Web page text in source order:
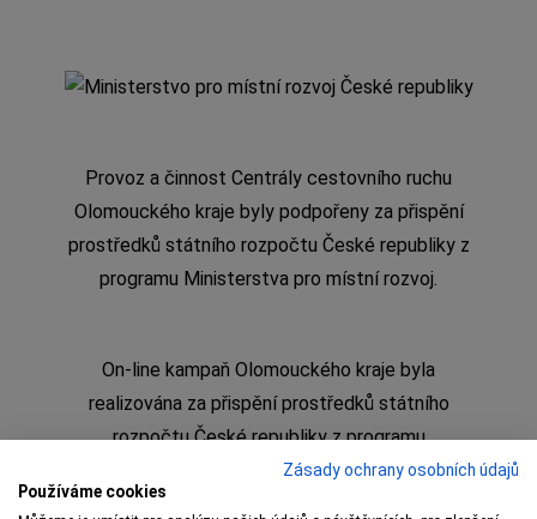
Provoz a činnost Centrály cestovního ruchu
Olomouckého kraje byly podpořeny za přispění
prostředků státního rozpočtu České republiky z
programu Ministerstva pro místní rozvoj.
On-line kampaň Olomouckého kraje byla
realizována za přispění prostředků státního
rozpočtu České republiky z programu
Ministerstva pro místní rozvojZásady ochrany osobních údajů
Používáme cookies